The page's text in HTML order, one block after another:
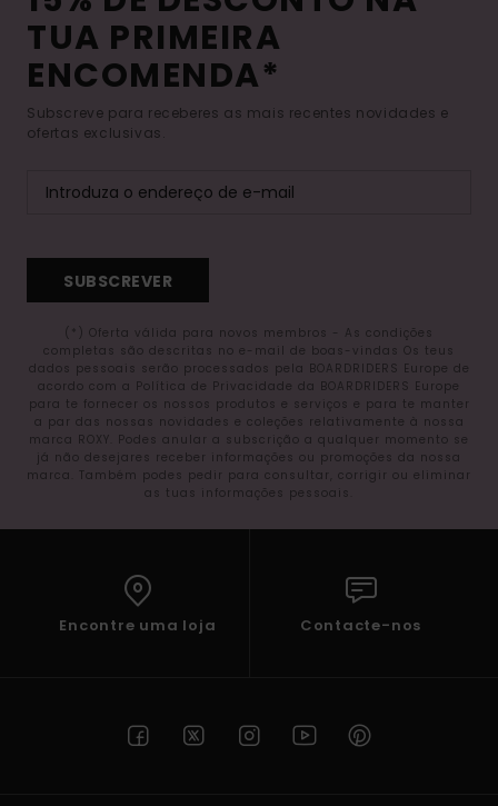
TUA PRIMEIRA
ENCOMENDA*
Subscreve para receberes as mais recentes novidades e
ofertas exclusivas.
SUBSCREVER
(*) Oferta válida para novos membros - As condições
completas são descritas no e-mail de boas-vindas Os teus
dados pessoais serão processados pela BOARDRIDERS Europe de
acordo com a Política de Privacidade da BOARDRIDERS Europe
para te fornecer os nossos produtos e serviços e para te manter
a par das nossas novidades e coleções relativamente à nossa
marca ROXY. Podes anular a subscrição a qualquer momento se
já não desejares receber informações ou promoções da nossa
marca. Também podes pedir para consultar, corrigir ou eliminar
as tuas informações pessoais.
Encontre uma loja Contacte-nos